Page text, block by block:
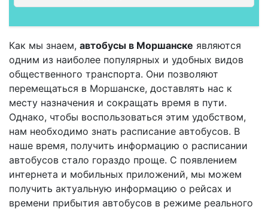
Как мы знаем, автобусы в Моршанске являются
одним из наиболее популярных и удобных видов
общественного транспорта. Они позволяют
перемещаться в Моршанске, доставлять нас к
месту назначения и сокращать время в пути.
Однако, чтобы воспользоваться этим удобством,
нам необходимо знать расписание автобусов. В
наше время, получить информацию о расписании
автобусов стало гораздо проще. С появлением
интернета и мобильных приложений, мы можем
получить актуальную информацию о рейсах и
времени прибытия автобусов в режиме реального